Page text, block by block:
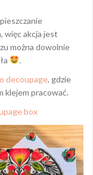
więc akcja jest
można dowolnie
.
decoupage, gdzie
klejem pracować.
box